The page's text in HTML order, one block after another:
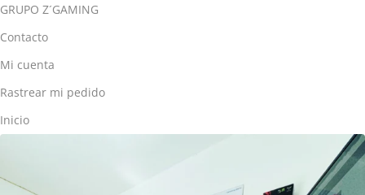
GRUPO Z´GAMING
Contacto
Mi cuenta
Rastrear mi pedido
Inicio